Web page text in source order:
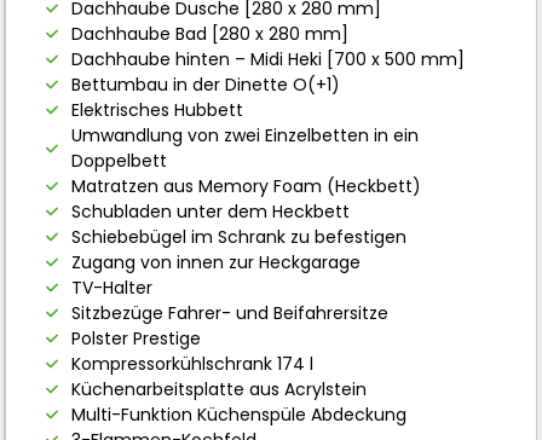
Dachhaube Dusche [280 x 280 mm]
Dachhaube Bad [280 x 280 mm]
Dachhaube hinten – Midi Heki [700 x 500 mm]
Bettumbau in der Dinette O(+1)
Elektrisches Hubbett
Umwandlung von zwei Einzelbetten in ein
Doppelbett
Matratzen aus Memory Foam (Heckbett)
Schubladen unter dem Heckbett
Schiebebügel im Schrank zu befestigen
Zugang von innen zur Heckgarage
TV-Halter
Sitzbezüge Fahrer- und Beifahrersitze
Polster Prestige
Kompressorkühlschrank 174 l
Küchenarbeitsplatte aus Acrylstein
Multi-Funktion Küchenspüle Abdeckung